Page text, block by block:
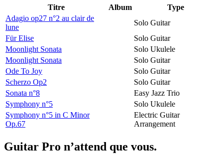
Titre Album
Type
Adagio op27 n°2 au clair de
lune
Solo Guitar
Für Elise
Solo Guitar
Moonlight Sonata
Solo Ukulele
Moonlight Sonata
Solo Guitar
Ode To Joy
Solo Guitar
Scherzo Op2
Solo Guitar
Sonata n°8
Easy Jazz Trio
Symphony n°5
Solo Ukulele
Symphony n°5 in C Minor
Op.67
Electric Guitar
Arrangement
Guitar Pro n’attend que vous.